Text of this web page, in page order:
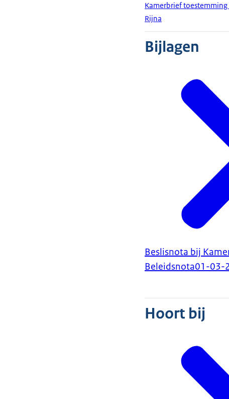
Kamerbrief
Rijna
Bijlagen
Beslisnota bij
Beleidsnota01-03-
Hoort bij